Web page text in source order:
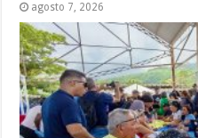
agosto 7, 2026